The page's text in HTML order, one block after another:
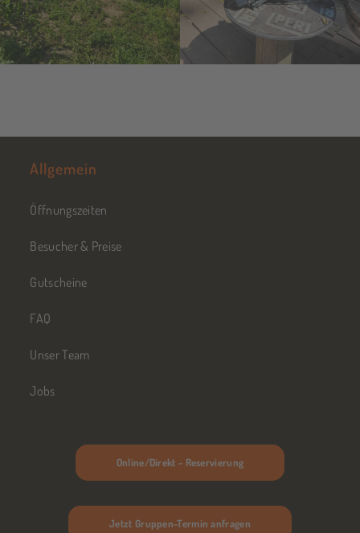
Allgemein
Öffnungszeiten
Besucher & Preise
Gutscheine
FAQ
Unser Team
Jobs
Online/Direkt - Reservierung
Jetzt Gruppen-Termin anfragen